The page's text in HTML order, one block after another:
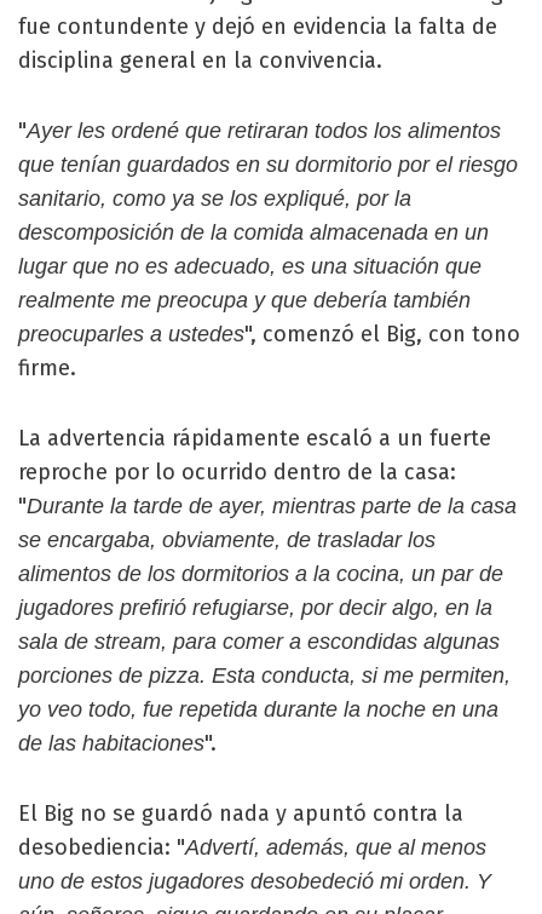
fue contundente y dejó en evidencia la falta de
disciplina general en la convivencia.
"Ayer les ordené que retiraran todos los alimentos
que tenían guardados en su dormitorio por el riesgo
sanitario, como ya se los expliqué, por la
descomposición de la comida almacenada en un
lugar que no es adecuado, es una situación que
realmente me preocupa y que debería también
preocuparles a ustedes", comenzó el Big, con tono
firme.
La advertencia rápidamente escaló a un fuerte
reproche por lo ocurrido dentro de la casa:
"Durante la tarde de ayer, mientras parte de la casa
se encargaba, obviamente, de trasladar los
alimentos de los dormitorios a la cocina, un par de
jugadores prefirió refugiarse, por decir algo, en la
sala de stream, para comer a escondidas algunas
porciones de pizza. Esta conducta, si me permiten,
yo veo todo, fue repetida durante la noche en una
de las habitaciones".
El Big no se guardó nada y apuntó contra la
desobediencia: "Advertí, además, que al menos
uno de estos jugadores desobedeció mi orden. Y